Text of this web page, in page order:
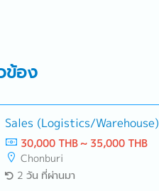
ข้อง
Sales (Logistics/Warehouse)
30,000 THB ~ 35,000 THB
Chonburi
2 วัน ที่ผ่านมา